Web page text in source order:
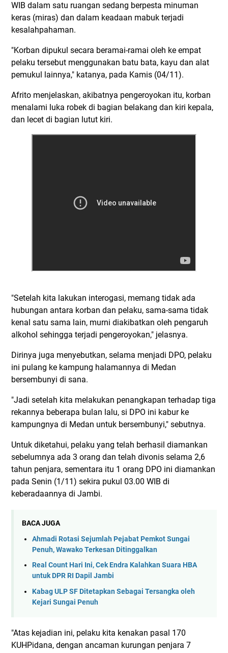
WIB dalam satu ruangan sedang berpesta minuman
keras (miras) dan dalam keadaan mabuk terjadi
kesalahpahaman.
"Korban dipukul secara beramai-ramai oleh ke empat
pelaku tersebut menggunakan batu bata, kayu dan alat
pemukul lainnya," katanya, pada Kamis (04/11).
Afrito menjelaskan, akibatnya pengeroyokan itu, korban
menalami luka robek di bagian belakang dan kiri kepala,
dan lecet di bagian lutut kiri.
"Setelah kita lakukan interogasi, memang tidak ada
hubungan antara korban dan pelaku, sama-sama tidak
kenal satu sama lain, murni diakibatkan oleh pengaruh
alkohol sehingga terjadi pengeroyokan," jelasnya.
Dirinya juga menyebutkan, selama menjadi DPO, pelaku
ini pulang ke kampung halamannya di Medan
bersembunyi di sana.
"Jadi setelah kita melakukan penangkapan terhadap tiga
rekannya beberapa bulan lalu, si DPO ini kabur ke
kampungnya di Medan untuk bersembunyi," sebutnya.
Untuk diketahui, pelaku yang telah berhasil diamankan
sebelumnya ada 3 orang dan telah divonis selama 2,6
tahun penjara, sementara itu 1 orang DPO ini diamankan
pada Senin (1/11) sekira pukul 03.00 WIB di
keberadaannya di Jambi.
BACA JUGA
Ahmadi Rotasi Sejumlah Pejabat Pemkot Sungai
Penuh, Wawako Terkesan Ditinggalkan
Real Count Hari Ini, Cek Endra Kalahkan Suara HBA
untuk DPR RI Dapil Jambi
Kabag ULP SF Ditetapkan Sebagai Tersangka oleh
Kejari Sungai Penuh
"Atas kejadian ini, pelaku kita kenakan pasal 170
KUHPidana, dengan ancaman kurungan penjara 7